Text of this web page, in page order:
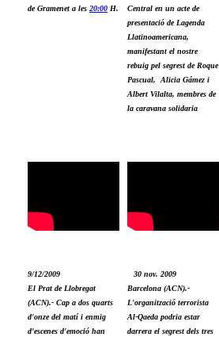
de Gramenet a les 20:00 H.
Central en un acte de
presentació de Lagenda
Llatinoamericana,
manifestant el nostre
rebuig pel segrest de Roque
Pascual, Alicia Gámez i
Albert Vilalta, membres de
la caravana solidaria
9/12/2009
El Prat de Llobregat
(ACN).- Cap a dos quarts
d'onze del matí i enmig
d'escenes d'emoció han
30 nov. 2009
Barcelona (ACN).-
L'organització terrorista
Al-Qaeda podria estar
darrera el segrest dels tres